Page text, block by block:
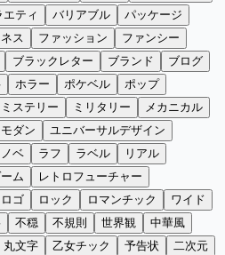
エティ バリアブル
パッケージ
ス ファッション
ファンシー
ブラックレター ブランド
ブログ
ホラー ポケベル
ポップ
ミステリー ミリタリー
メカニカル
モダン
ユニバーサルデザイン
ベ ラフ ラベル
リアル
ム
レトロフューチャー
ロゴ ロック ロマンチック
ワイド
不穏 不規則 世界観
中華風
丸文字 乙女チック 予告状
二次元